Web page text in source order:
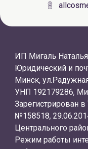
ИП Мигаль
Юридический и
Минск,
УНП 192179286,
Зарегистрирован
№158518,
Центрального
Режим работы